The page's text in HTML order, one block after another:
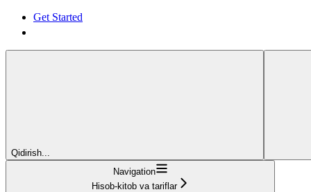
Get Started
Qidirish...
Navigation
Hisob-kitob va tariflar